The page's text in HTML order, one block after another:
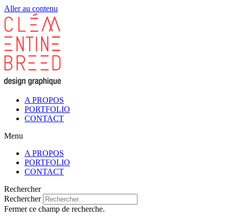
Aller au contenu
A PROPOS
PORTFOLIO
CONTACT
Menu
A PROPOS
PORTFOLIO
CONTACT
Rechercher
Rechercher
Fermer ce champ de recherche.